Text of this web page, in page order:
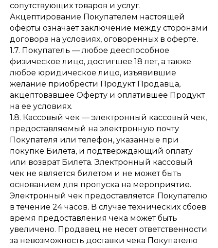
сопутствующих товаров и услуг.
Акцептирование Покупателем настоящей
оферты означает заключение между сторонами
договора на условиях, оговоренных в оферте.
1.7. Покупатель — любое дееспособное
физическое лицо, достигшее 18 лет, а также
любое юридическое лицо, изъявившие
желание приобрести Продукт Продавца,
акцептовавшее Оферту и оплатившее Продукт
на ее условиях.
1.8. Кассовый чек — электронный кассовый чек,
предоставляемый на электронную почту
Покупателя или телефон, указанные при
покупке Билета, и подтверждающий оплату
или возврат Билета. Электронный кассовый
чек не является билетом и не может быть
основанием для пропуска на мероприятие.
Электронный чек предоставляется Покупателю
в течение 24 часов. В случае технических сбоев
время предоставления чека может быть
увеличено. Продавец не несет ответственности
за невозможность доставки чека Покупателю